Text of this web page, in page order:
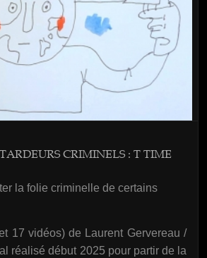
CRIMINELS : T TIME
la folie criminelle de certains
17 vidéos) de Laurent Gervereau /
réalisé début 2025 pour partir de la